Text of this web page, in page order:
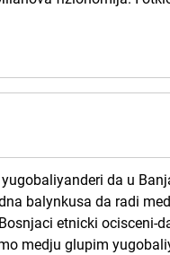
da u
balynkusa da radi
etnicki ocisceni-
medju glupim